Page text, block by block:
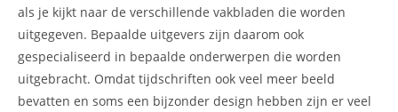
als je kijkt naar de verschillende vakbladen die worden
uitgegeven. Bepaalde uitgevers zijn daarom ook
gespecialiseerd in bepaalde onderwerpen die worden
uitgebracht. Omdat tijdschriften ook veel meer beeld
bevatten en soms een bijzonder design hebben zijn er veel